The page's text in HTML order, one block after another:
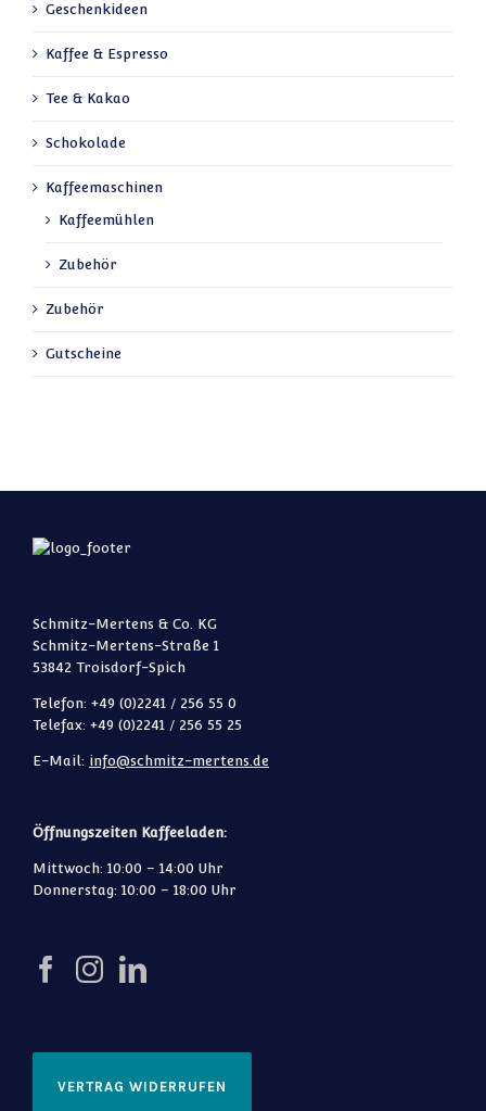
Geschenkideen
Kaffee & Espresso
Tee & Kakao
Schokolade
Kaffeemaschinen
Kaffeemühlen
Zubehör
Zubehör
Gutscheine
Schmitz-Mertens & Co. KG
Schmitz-Mertens-Straße 1
53842 Troisdorf-Spich
Telefon: +49 (0)2241 / 256 55 0
Telefax: +49 (0)2241 / 256 55 25
E-Mail: info@schmitz-mertens.de
Öffnungszeiten Kaffeeladen:
Mittwoch: 10:00 – 14:00 Uhr
Donnerstag: 10:00 – 18:00 Uhr
VERTRAG WIDERRUFEN